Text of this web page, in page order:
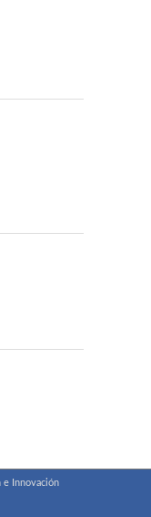
e Innovación